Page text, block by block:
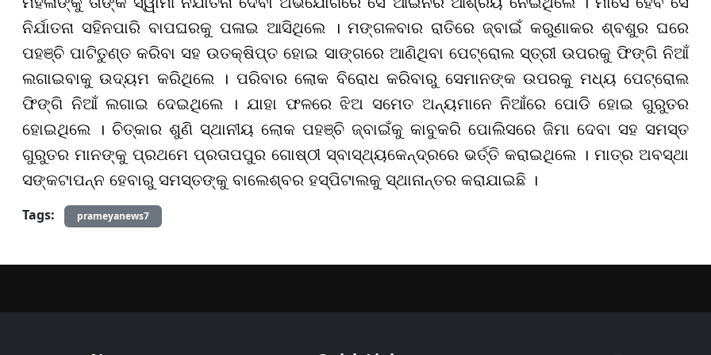
ନିର୍ଯାତନା ସହିନପାରି ବାପଘରକୁ ପଳାଇ ଆସିଥିଲେ । ମଙ୍ଗଳବାର ରାତିରେ ଜ୍ବାଇଁ କରୁଣାକର ଶ୍ବଶୁର ଘରେ
ପହଞ୍ଚି ପାଟିତୁଣ୍ତ କରିବା ସହ ଉତକ୍ଷିପ୍ତ ହୋଇ ସାଙ୍ଗରେ ଆଣିଥିବା ପେଟ୍ରୋଲ ସ୍ତ୍ରୀ ଉପରକୁ ଫିଙ୍ଗି ନିଆଁ
ଲଗାଇବାକୁ ଉଦ୍ୟମ କରିଥିଲେ । ପରିବାର ଲୋକ ବିରୋଧ କରିବାରୁ ସେମାନଙ୍କ ଉପରକୁ ମଧ୍ୟ ପେଟ୍ରୋଲ
ଫିଙ୍ଗି ନିଆଁ ଲଗାଇ ଦେଇଥିଲେ । ଯାହା ଫଳରେ ଝିଅ ସମେତ ଅନ୍ୟମାନେ ନିଆଁରେ ପୋଡି ହୋଇ ଗୁରୁତର
ହୋଇଥିଲେ । ଚିତ୍କାର ଶୁଣି ସ୍ଥାନୀୟ ଲୋକ ପହଞ୍ଚି ଜ୍ବାଇଁକୁ କାବୁକରି ପୋଲିସରେ ଜିମା ଦେବା ସହ ସମସ୍ତ
ଗୁରୁତର ମାନଙ୍କୁ ପ୍ରଥମେ ପ୍ରତାପପୁର ଗୋଷ୍ଠୀ ସ୍ବାସ୍ଥ୍ୟକେନ୍ଦ୍ରରେ ଭର୍ତ୍ତି କରାଇଥିଲେ । ମାତ୍ର ଅବସ୍ଥା
ସଙ୍କଟାପନ୍ନ ହେବାରୁ ସମସ୍ତଙ୍କୁ ବାଲେଶ୍ବର ହସ୍ପିଟାଲକୁ ସ୍ଥାନାନ୍ତର କରାଯାଇଛି ।
Tags:
prameyanews7